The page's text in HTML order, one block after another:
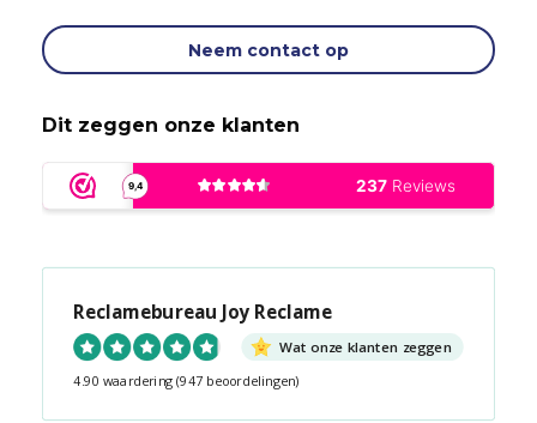
Neem contact op
Dit zeggen onze klanten
Reclamebureau Joy Reclame
Wat onze klanten zeggen
4.90 waardering (947 beoordelingen)